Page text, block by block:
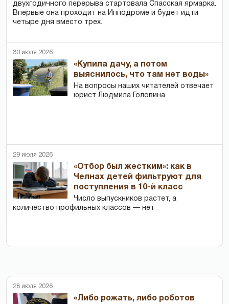
двухгодичного перерыва стартовала Спасская ярмарка.
Впервые она проходит на Ипподроме и будет идти
четыре дня вместо трех.
30 июля 2026
«Купила дачу, а потом
выяснилось, что там нет воды»
На вопросы наших читателей отвечает
юрист Людмила Головина
29 июля 2026
«Отбор был жестким»: как в
Челнах детей фильтруют для
поступления в 10-й класс
Число выпускников растет, а
количество профильных классов — нет
28 июля 2026
«Либо рожать, либо роботов